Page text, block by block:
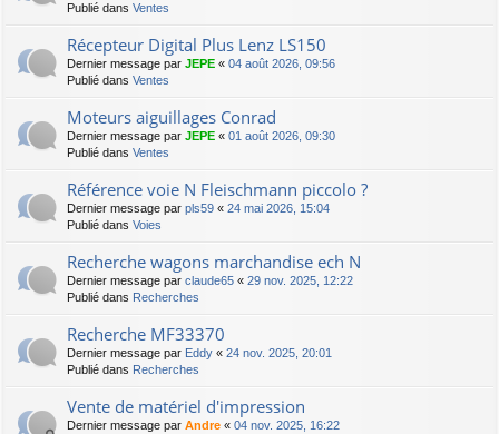
Publié dans Ventes
Récepteur Digital Plus Lenz LS150
Dernier message par JEPE « 04 août 2026, 09:56
Publié dans Ventes
Moteurs aiguillages Conrad
Dernier message par JEPE « 01 août 2026, 09:30
Publié dans Ventes
Référence voie N Fleischmann piccolo ?
Dernier message par pls59 « 24 mai 2026, 15:04
Publié dans Voies
Recherche wagons marchandise ech N
Dernier message par claude65 « 29 nov. 2025, 12:22
Publié dans Recherches
Recherche MF33370
Dernier message par Eddy « 24 nov. 2025, 20:01
Publié dans Recherches
Vente de matériel d'impression
Dernier message par Andre « 04 nov. 2025, 16:22